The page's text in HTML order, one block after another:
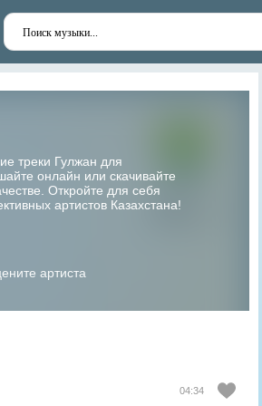
треки Гулжан для
онлайн или скачивайте
Откройте для себя
артистов Казахстана!
артиста
04:34